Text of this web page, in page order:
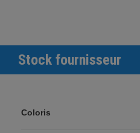
Stock fournisseur
Coloris